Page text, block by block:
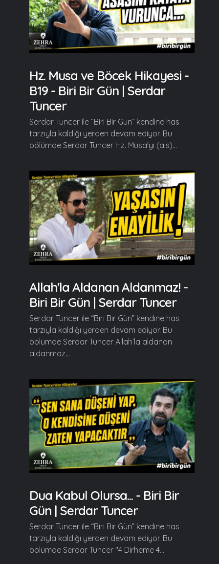
Hz. Musa ve Böcek Hikayesi -
B19 - Biri Bir Gün | Serdar
Tuncer
Serdar Tuncer ile “Biri Bir Gün” kendine has
tarzıyla kaldığı yerden devam ediyor. Bu
bölümde Serdar Tuncer Hz. Musa'yı (a.s)...
Allah'la Aldanan Aldanmaz! -
Biri Bir Gün | Serdar Tuncer
Serdar Tuncer ile “Biri Bir Gün” kendine has
tarzıyla kaldığı yerden devam ediyor. Bu
bölümde Serdar Tuncer Allah’la aldanan
aldanmaz...
Dua Kabul Olursa... - Biri Bir
Gün | Serdar Tuncer
Serdar Tuncer ile “Biri Bir Gün” kendine has
tarzıyla kaldığı yerden devam ediyor. Bu
bölümde Serdar Tuncer "4 Dirheme 4...